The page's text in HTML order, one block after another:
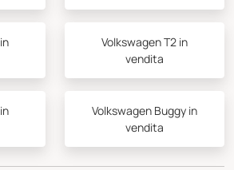
Volkswagen T2 in
vendita
Volkswagen Buggy in
vendita